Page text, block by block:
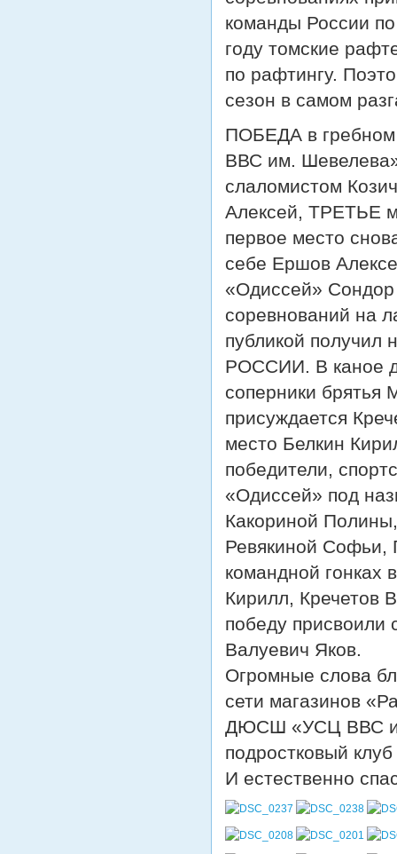
команды России
году томские
по рафтингу.
сезон в самом
ПОБЕДА в
ВВС им.
слаломистом
Алексей, ТРЕТЬЕ
первое место
себе Ершов
«Одиссей»
соревнований на
публикой
РОССИИ. В каное
соперники брятья
присуждается
место Белкин
победители,
«Одиссей» под
Какориной
Ревякиной Софьи,
командной гонках
Кирилл, Кречетов
победу присвоили
Валуевич Яков.
Огромные слова
сети магазинов
ДЮСШ «УСЦ ВВС
подростковый
И естественно